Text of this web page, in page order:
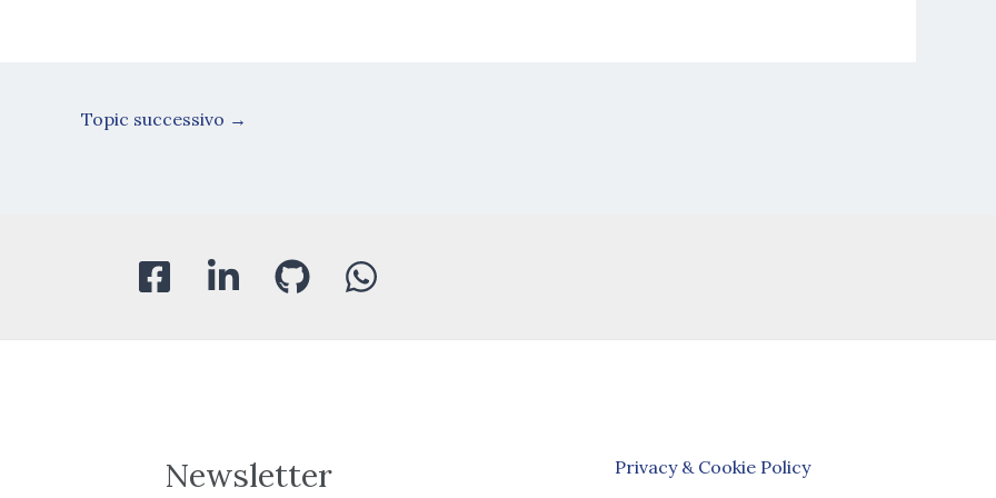
Topic successivo →
Newsletter Privacy & Cookie Policy